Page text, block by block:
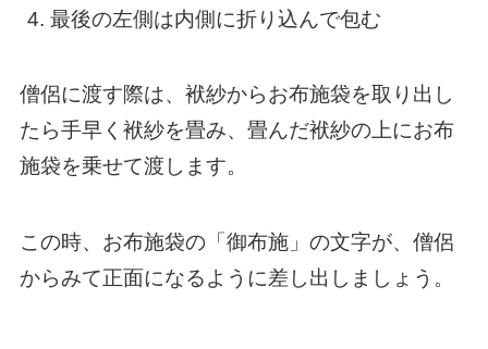
最後の左側は内側に折り込んで包む
僧侶に渡す際は、袱紗からお布施袋を取り出し
たら手早く袱紗を畳み、畳んだ袱紗の上にお布
施袋を乗せて渡します。
この時、お布施袋の「御布施」の文字が、僧侶
からみて正面になるように差し出しましょう。